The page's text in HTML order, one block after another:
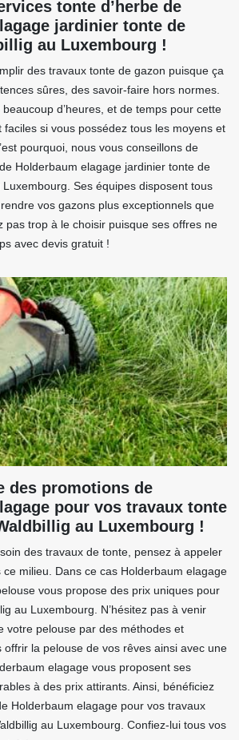
tonte d’herbe de
jardinier tonte de
au Luxembourg !
des travaux tonte de gazon puisque ça
sûres, des savoir-faire hors normes.
d’heures, et de temps pour cette
si vous possédez tous les moyens et
pourquoi, nous vous conseillons de
Holderbaum elagage jardinier tonte de
Ses équipes disposent tous
vos gazons plus exceptionnels que
pas trop à le choisir puisque ses offres ne
avec devis gratuit !
des promotions de
pour vos travaux tonte
au Luxembourg !
des travaux de tonte, pensez à appeler
milieu. Dans ce cas Holderbaum elagage
vous propose des prix uniques pour
au Luxembourg. N’hésitez pas à venir
votre pelouse par des méthodes et
offrir la pelouse de vos rêves ainsi avec une
elagage vous proposent ses
à des prix attirants. Ainsi, bénéficiez
Holderbaum elagage pour vos travaux
au Luxembourg. Confiez-lui tous vos